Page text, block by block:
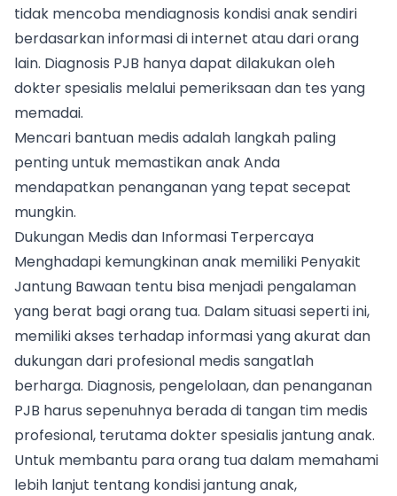
tidak mencoba mendiagnosis kondisi anak sendiri
berdasarkan informasi di internet atau dari orang
lain. Diagnosis PJB hanya dapat dilakukan oleh
dokter spesialis melalui pemeriksaan dan tes yang
memadai.
Mencari bantuan medis adalah langkah paling
penting untuk memastikan anak Anda
mendapatkan penanganan yang tepat secepat
mungkin.
Dukungan Medis dan Informasi Terpercaya
Menghadapi kemungkinan anak memiliki Penyakit
Jantung Bawaan tentu bisa menjadi pengalaman
yang berat bagi orang tua. Dalam situasi seperti ini,
memiliki akses terhadap informasi yang akurat dan
dukungan dari profesional medis sangatlah
berharga. Diagnosis, pengelolaan, dan penanganan
PJB harus sepenuhnya berada di tangan tim medis
profesional, terutama dokter spesialis jantung anak.
Untuk membantu para orang tua dalam memahami
lebih lanjut tentang kondisi jantung anak,